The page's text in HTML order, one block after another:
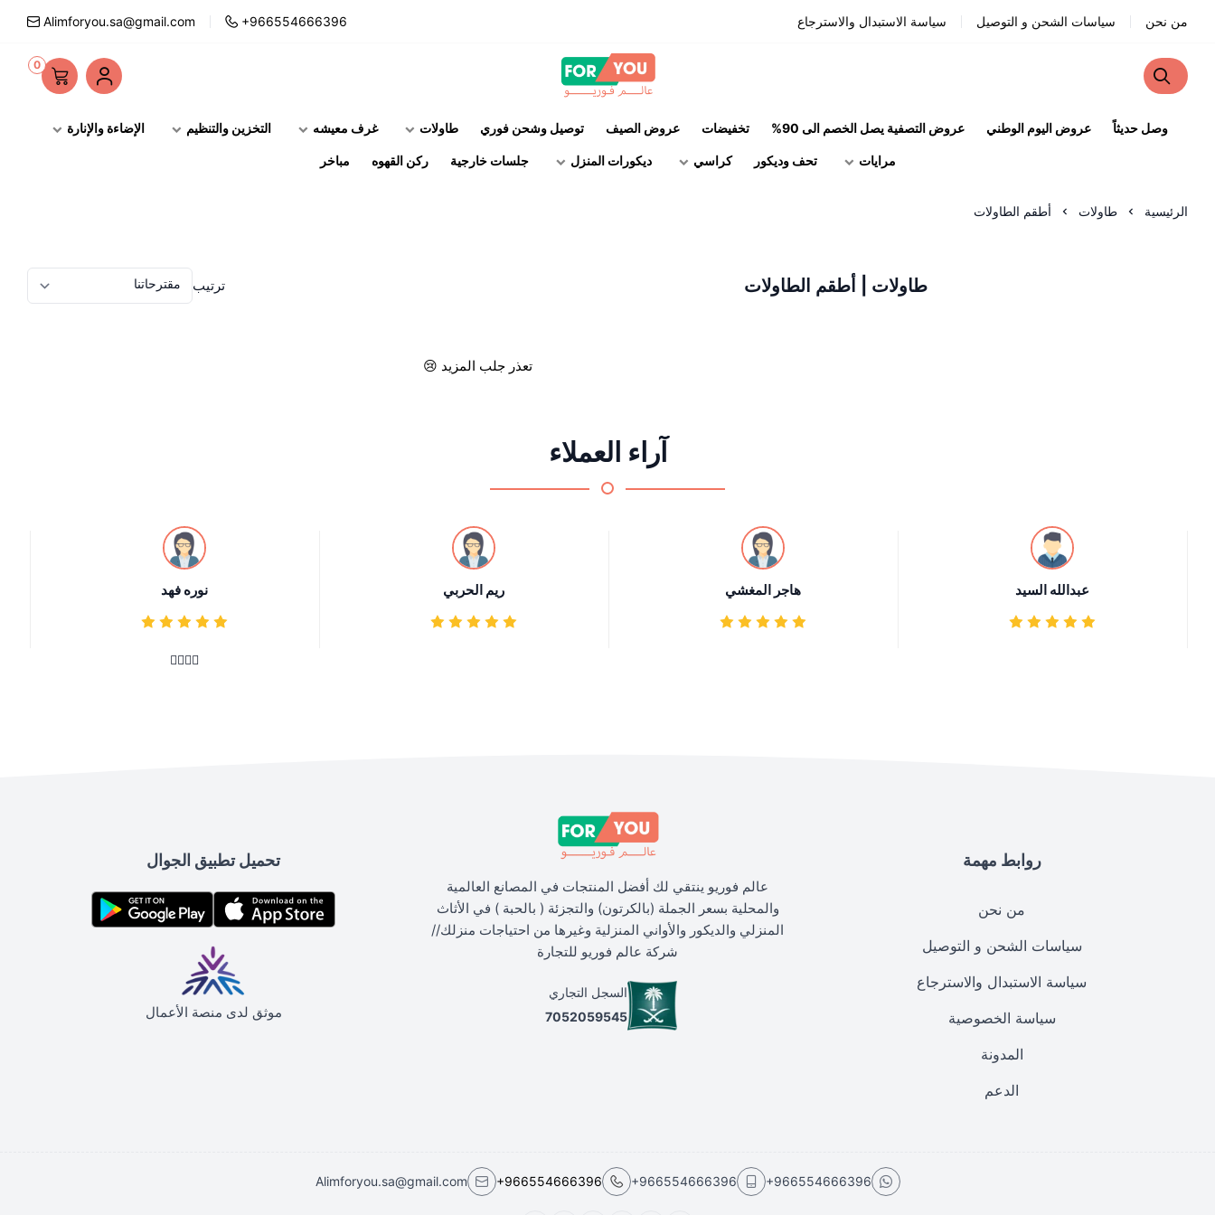
من نحن سياسات الشحن و التوصيل سياسة الاستبدال والاسترجاع +966554666396
Alimforyou.sa@gmail.com
عالم فوريو
0
وصل حديثاً عروض اليوم الوطني عروض التصفية يصل الخصم الى 90% تخفيضات عروض الصيف توصيل وشحن فوري طاولات غرف معيشه التخزين والتنظيم الإضاءة والإنارة
مرايات تحف وديكور كراسي ديكورات المنزل جلسات خارجية ركن القهوه مباخر
الرئيسية طاولات أطقم الطاولات
طاولات | أطقم الطاولات ترتيب
تعذر جلب المزيد 😢
آراء العملاء
عبدالله السيد هاجر المغشي ريم الحربي نوره فهد
👍🏻👍🏻
روابط مهمة
من نحن
سياسات الشحن و التوصيل
سياسة الاستبدال والاسترجاع
سياسة الخصوصية
المدونة
الدعم
عالم فوريو ينتقي لك أفضل المنتجات في المصانع العالمية
والمحلية بسعر الجملة (بالكرتون) والتجزئة ( بالحبة ) في الأثاث
المنزلي والديكور والأواني المنزلية وغيرها من احتياجات منزلك//
شركة عالم فوريو للتجارة
السجل التجاري
7052059545
تحميل تطبيق الجوال
موثق لدى منصة الأعمال
+966554666396
+966554666396
+966554666396
Alimforyou.sa@gmail.com